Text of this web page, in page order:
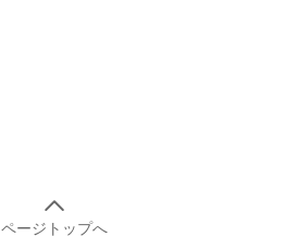
ページトップへ